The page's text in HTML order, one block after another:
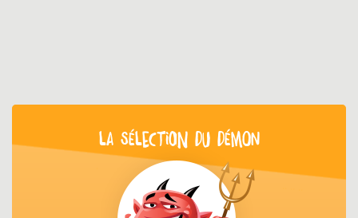
LA SÉLECTION DU DÉMON